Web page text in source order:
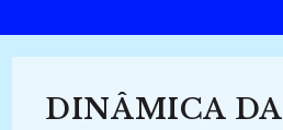
DINÂMICA DA